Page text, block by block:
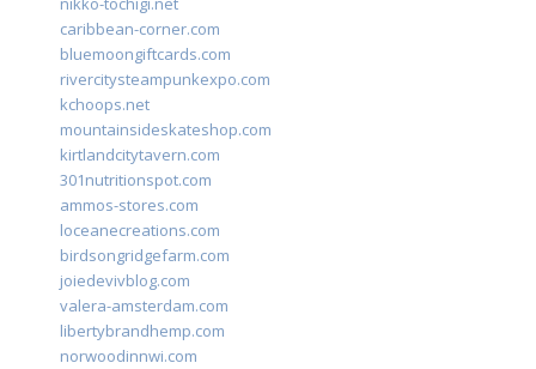
caribbean-corner.com
bluemoongiftcards.com
rivercitysteampunkexpo.com
kchoops.net
mountainsideskateshop.com
kirtlandcitytavern.com
301nutritionspot.com
ammos-stores.com
loceanecreations.com
birdsongridgefarm.com
joiedevivblog.com
valera-amsterdam.com
libertybrandhemp.com
norwoodinnwi.com